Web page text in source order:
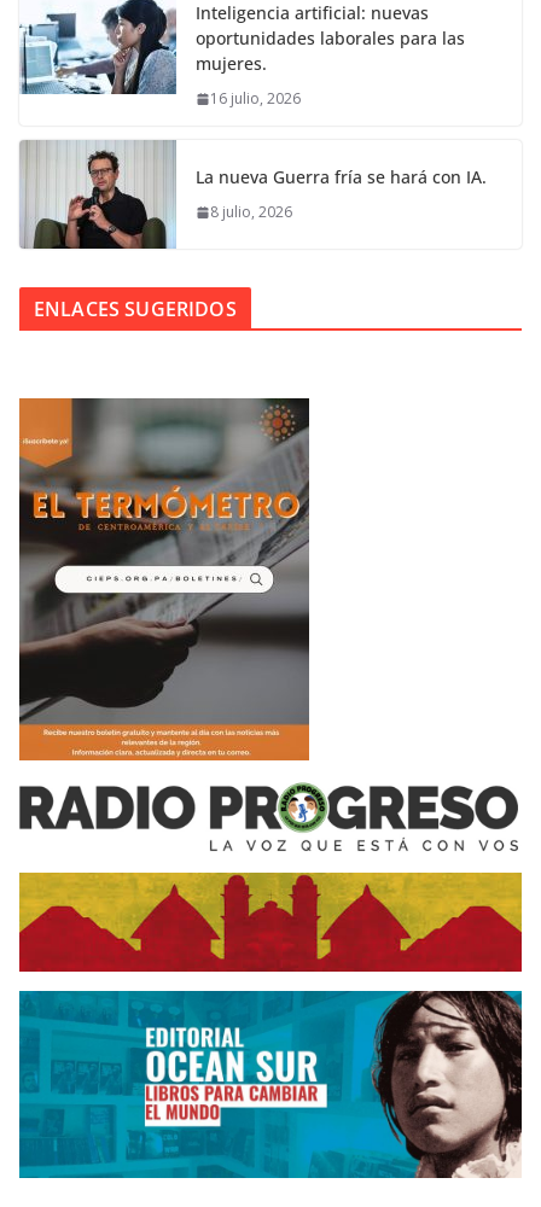
Inteligencia artificial: nuevas
oportunidades laborales para las
mujeres.
16 julio, 2026
La nueva Guerra fría se hará con IA.
8 julio, 2026
ENLACES SUGERIDOS